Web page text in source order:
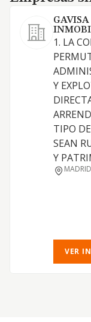
GAVISA
1. LA
Y
TIPO
SEAN
Y
MADRID
VER